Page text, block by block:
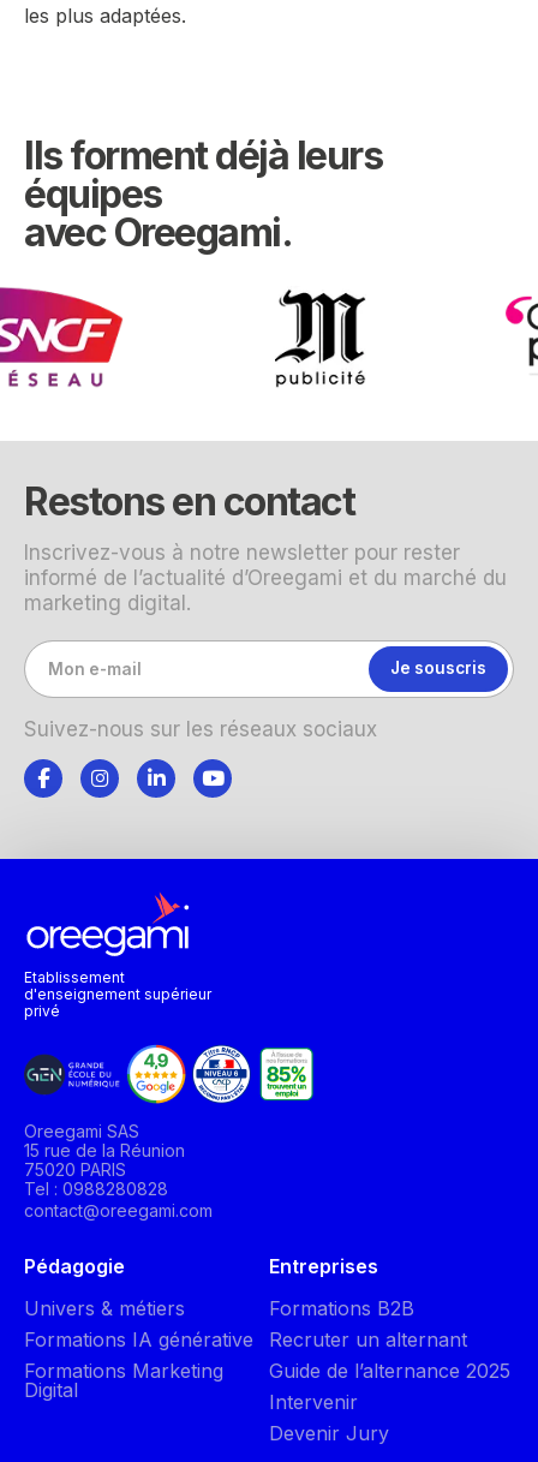
les plus adaptées.
Ils forment déjà leurs
équipes
avec Oreegami.
Restons en contact
Inscrivez-vous à notre newsletter pour rester
informé de l’actualité d’Oreegami et du marché du
marketing digital.
Suivez-nous sur les réseaux sociaux
Etablissement
d'enseignement supérieur
privé
Oreegami SAS
15 rue de la Réunion
75020 PARIS
Tel : 0988280828
contact@oreegami.com
Pédagogie
Univers & métiers
Formations IA générative
Formations Marketing
Digital
Entreprises
Formations B2B
Recruter un alternant
Guide de l’alternance 2025
Intervenir
Devenir Jury